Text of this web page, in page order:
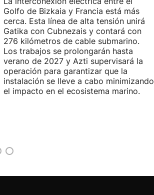
Golfo de Bizkaia y Francia está más
cerca. Esta línea de alta tensión unirá
Gatika con Cubnezais y contará con
276 kilómetros de cable submarino.
Los trabajos se prolongarán hasta
verano de 2027 y Azti supervisará la
operación para garantizar que la
instalación se lleve a cabo minimizando
el impacto en el ecosistema marino.